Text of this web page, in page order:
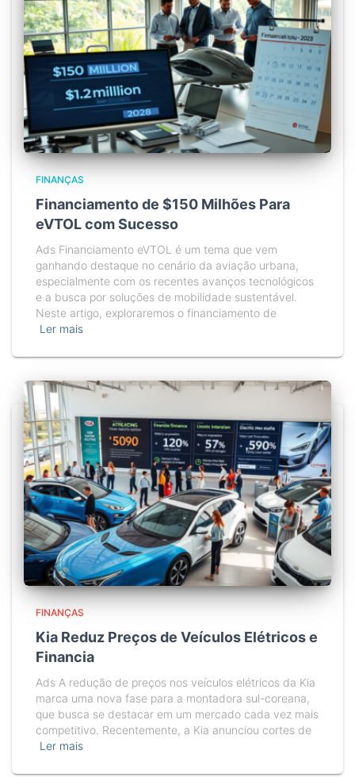
FINANÇAS
Financiamento de $150 Milhões Para
eVTOL com Sucesso
Ads Financiamento eVTOL é um tema que vem
ganhando destaque no cenário da aviação urbana,
especialmente com os recentes avanços tecnológicos
e a busca por soluções de mobilidade sustentável.
Neste artigo, exploraremos o financiamento de
Ler mais
FINANÇAS
Kia Reduz Preços de Veículos Elétricos e
Financia
Ads A redução de preços nos veículos elétricos da Kia
marca uma nova fase para a montadora sul-coreana,
que busca se destacar em um mercado cada vez mais
competitivo. Recentemente, a Kia anunciou cortes de
Ler mais